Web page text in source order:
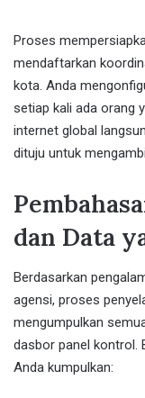
Proses
mendaftarkan
kota. Anda
setiap kali ada orang
internet global
dituju untuk
dan Data
Berdasarkan
agensi, proses
mengumpulkan
dasbor panel kontrol.
Anda kumpulkan: